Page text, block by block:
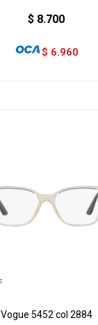
$ 8.700
$ 6.960
Vogue 5452 col 2884